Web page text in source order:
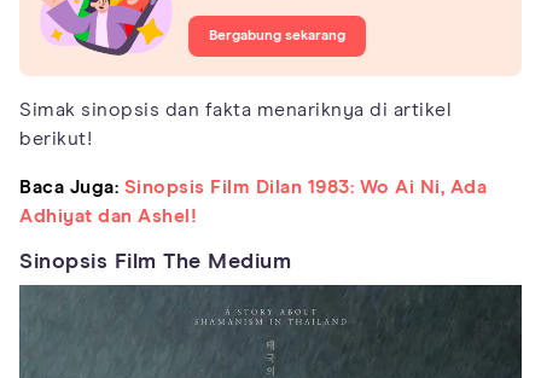
Bergabung sekarang
Simak sinopsis dan fakta menariknya di artikel
berikut!
Baca Juga: Sinopsis Film Dilan 1983: Wo Ai Ni, Ada
Adhiyat dan Ashel!
Sinopsis Film The Medium